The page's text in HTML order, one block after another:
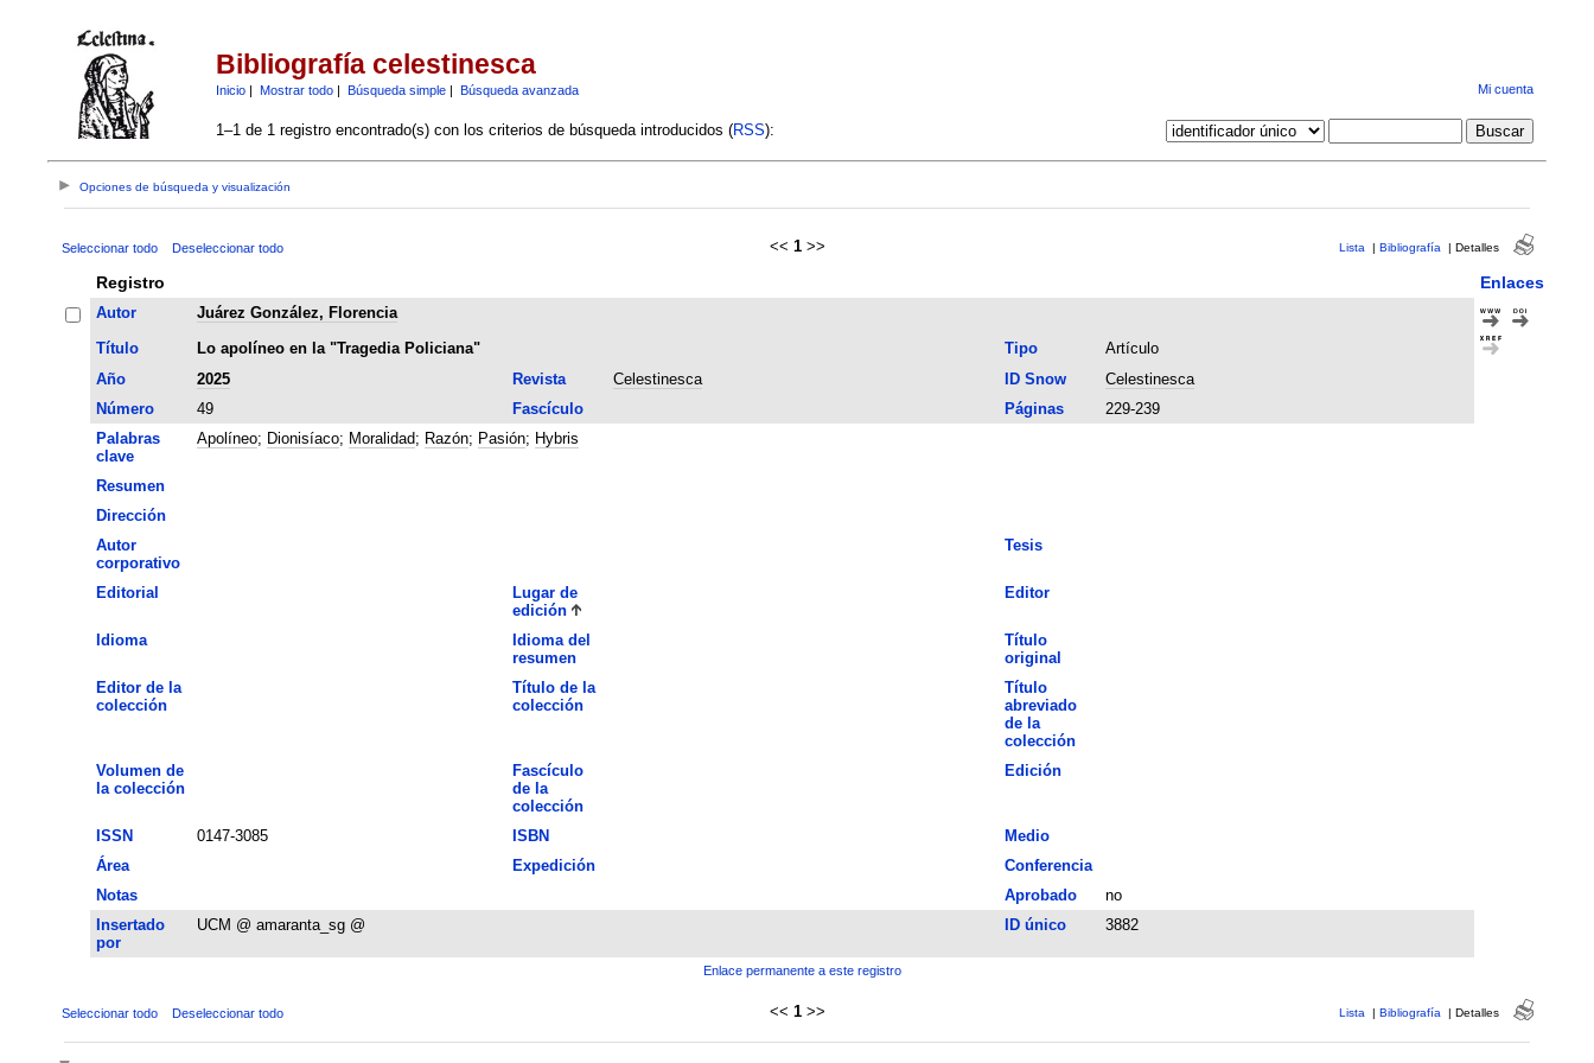
Bibliografía celestinesca
Inicio| Mostrar todo| Búsqueda simple| Búsqueda avanzada Mi cuenta
1–1 de 1 registro encontrado(s) con los criterios de búsqueda introducidos (RSS):
Opciones de búsqueda y visualización
Seleccionar todo Deseleccionar todo << 1 >> Lista | Bibliografía | Detalles
Registro Enlaces
Autor
Juárez González, Florencia
Título
Lo apolíneo en la "Tragedia Policiana" Tipo
Artículo
Año
2025 Revista Celestinesca ID Snow
Celestinesca
Número
49 Fascículo Páginas
229-239
Palabras
clave
Apolíneo; Dionisíaco; Moralidad; Razón; Pasión; Hybris
Resumen
Dirección
Autor
corporativo
Tesis
Editorial
Lugar de
edición
Editor
Idioma
Idioma del
resumen
Título
original
Editor de la
colección
Título de la
colección
Título
abreviado
de la
colección
Volumen de
la colección
Fascículo
de la
colección
Edición
ISSN 0147-3085 ISBN
Medio
Área
Expedición
Conferencia
Notas
Aprobado
no
Insertado
por
UCM @ amaranta_sg @ ID único 3882
Enlace permanente a este registro
Seleccionar todo Deseleccionar todo << 1 >> Lista | Bibliografía | Detalles